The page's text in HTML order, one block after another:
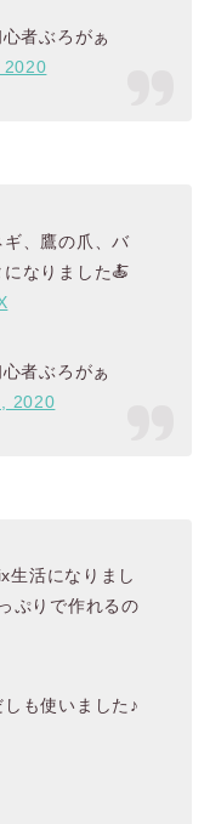
者ぶろがぁ
、鷹の爪、バ
なりました🍝
者ぶろがぁ
2020
生活になりまし
ぷりで作れるの
も使いました♪